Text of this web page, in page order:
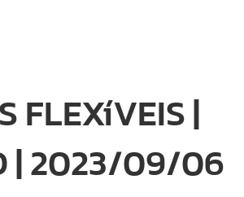
FLEXíVEIS |
| 2023/09/06